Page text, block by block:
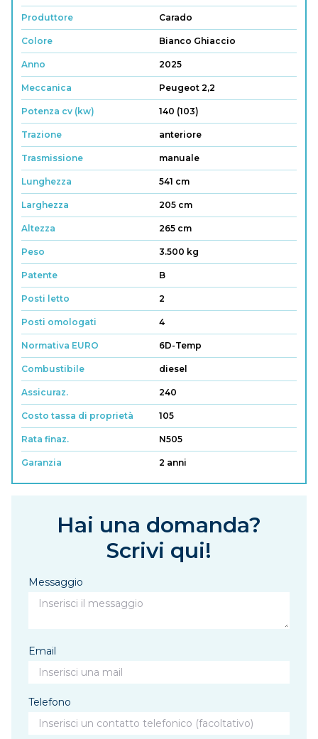
Produttore Carado
Colore Bianco Ghiaccio
Anno 2025
Meccanica Peugeot 2,2
Potenza cv (kw) 140 (103)
Trazione anteriore
Trasmissione manuale
Lunghezza 541 cm
Larghezza 205 cm
Altezza 265 cm
Peso 3.500 kg
Patente B
Posti letto 2
Posti omologati 4
Normativa EURO 6D-Temp
Combustibile diesel
Assicuraz. 240
Costo tassa di proprietà 105
Rata finaz. N505
Garanzia 2 anni
Hai una domanda?
Scrivi qui!
Messaggio
Email
Telefono